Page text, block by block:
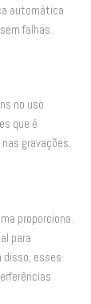
automática
falhas.
no uso
que é
gravações.
proporciona.
para
disso, esses